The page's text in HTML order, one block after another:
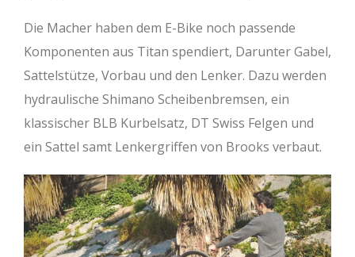
Die Macher haben dem E-Bike noch passende
Komponenten aus Titan spendiert, Darunter Gabel,
Sattelstütze, Vorbau und den Lenker. Dazu werden
hydraulische Shimano Scheibenbremsen, ein
klassischer BLB Kurbelsatz, DT Swiss Felgen und
ein Sattel samt Lenkergriffen von Brooks verbaut.